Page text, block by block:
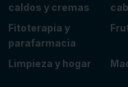
caldos y cremas
Fitoterapia y
parafarmacia
Limpieza y hogar